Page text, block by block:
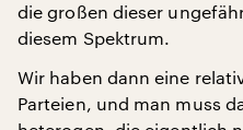
die großen dieser
diesem Spektrum.
Wir haben dann eine
Parteien, und man muss